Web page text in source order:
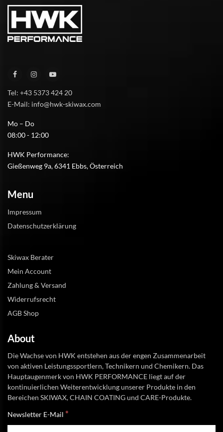
Tel: +43 5373 424 20
E-Mail: info@hwk-skiwax.com
Mo – Do
08:00 - 12:00
HWK Performance:
Gießenweg 9a, 6341 Ebbs, Österreich
Menu
Impressum
Datenschutzerklärung
Skiwax Berater
Mein Account
Zahlung & Versand
Widerrufsrecht
AGB Shop
About
Die Wachse von HWK entstehen aus der engen Zusammenarbeit
von aktiven Leistungssportlern, Technikern und Chemikern. Das
Hauptaugenmerk von HWK PERFORMANCE liegt auf der
kontinuierlichen Weiterentwicklung unserer Produkte in den
Bereichen SKIWAX, CHAIN COATING und CARE-Produkte.
Newsletter E-Mail *